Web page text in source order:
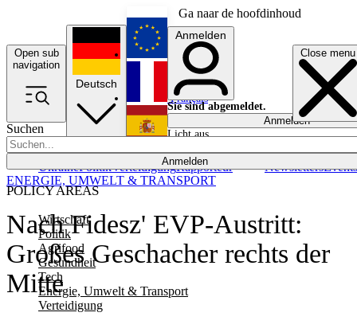
Ga naar de hoofdinhoud
Open sub
navigation
Close menu
Suchen
Anmelden
POLICY AREAS
Wirtschaft
Politik
Agrifood
Gesundheit
Tech
Energie, Umwelt & Transport
Verteidigung
UkrainePolitikVerteidigungRapporteur NewslettersEvents
Deutsch
English
Français
Anmelden
Sie sind abgemeldet.
Anmelden
Licht aus
Nach Fidesz' EVP-Austritt:
Großes Geschacher rechts der
Mitte
ENERGIE, UMWELT & TRANSPORT